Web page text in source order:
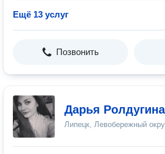
Ещё 13 услуг
Позвонить
Дарья Ролдугина
Липецк, Левобережный